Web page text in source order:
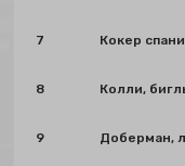
7 Кокер
8 Колли,
9 Доберман,